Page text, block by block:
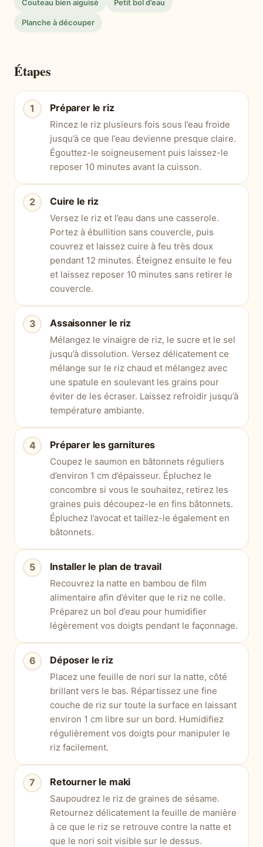
Couteau bien aiguisé Petit bol d’eau
Planche à découper
Étapes
Préparer le riz
Rincez le riz plusieurs fois sous l’eau froide
jusqu’à ce que l’eau devienne presque claire.
Égouttez-le soigneusement puis laissez-le
reposer 10 minutes avant la cuisson.
Cuire le riz
Versez le riz et l’eau dans une casserole.
Portez à ébullition sans couvercle, puis
couvrez et laissez cuire à feu très doux
pendant 12 minutes. Éteignez ensuite le feu
et laissez reposer 10 minutes sans retirer le
couvercle.
Assaisonner le riz
Mélangez le vinaigre de riz, le sucre et le sel
jusqu’à dissolution. Versez délicatement ce
mélange sur le riz chaud et mélangez avec
une spatule en soulevant les grains pour
éviter de les écraser. Laissez refroidir jusqu’à
température ambiante.
Préparer les garnitures
Coupez le saumon en bâtonnets réguliers
d’environ 1 cm d’épaisseur. Épluchez le
concombre si vous le souhaitez, retirez les
graines puis découpez-le en fins bâtonnets.
Épluchez l’avocat et taillez-le également en
bâtonnets.
Installer le plan de travail
Recouvrez la natte en bambou de film
alimentaire afin d’éviter que le riz ne colle.
Préparez un bol d’eau pour humidifier
légèrement vos doigts pendant le façonnage.
Déposer le riz
Placez une feuille de nori sur la natte, côté
brillant vers le bas. Répartissez une fine
couche de riz sur toute la surface en laissant
environ 1 cm libre sur un bord. Humidifiez
régulièrement vos doigts pour manipuler le
riz facilement.
Retourner le maki
Saupoudrez le riz de graines de sésame.
Retournez délicatement la feuille de manière
à ce que le riz se retrouve contre la natte et
que le nori soit visible sur le dessus.